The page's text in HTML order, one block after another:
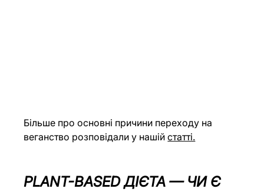
Більше про основні причини переходу на
веганство розповідали у нашій статті.
PLANT-BASED ДІЄТА — ЧИ Є